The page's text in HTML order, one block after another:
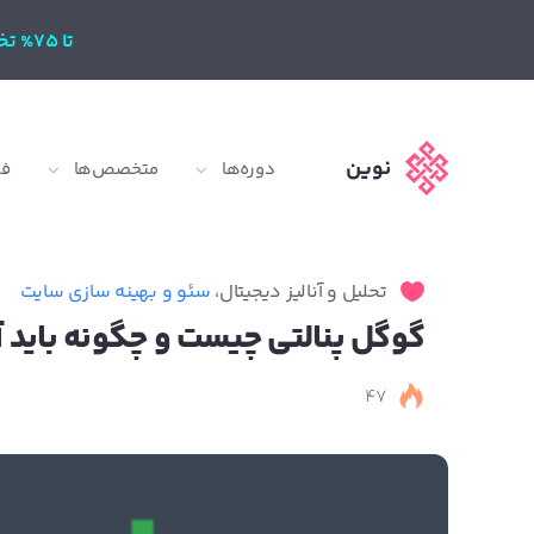
تا 75% تخفیف
نوین دوره‌ها متخصص‌ها
تحلیل و آنالیز دیجیتال، سئو و بهینه سازی سایت
گوگل پنالتی چیست و چگونه باید
47